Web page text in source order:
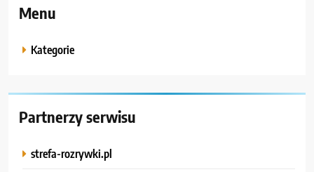
Menu
Kategorie
Partnerzy serwisu
strefa-rozrywki.pl